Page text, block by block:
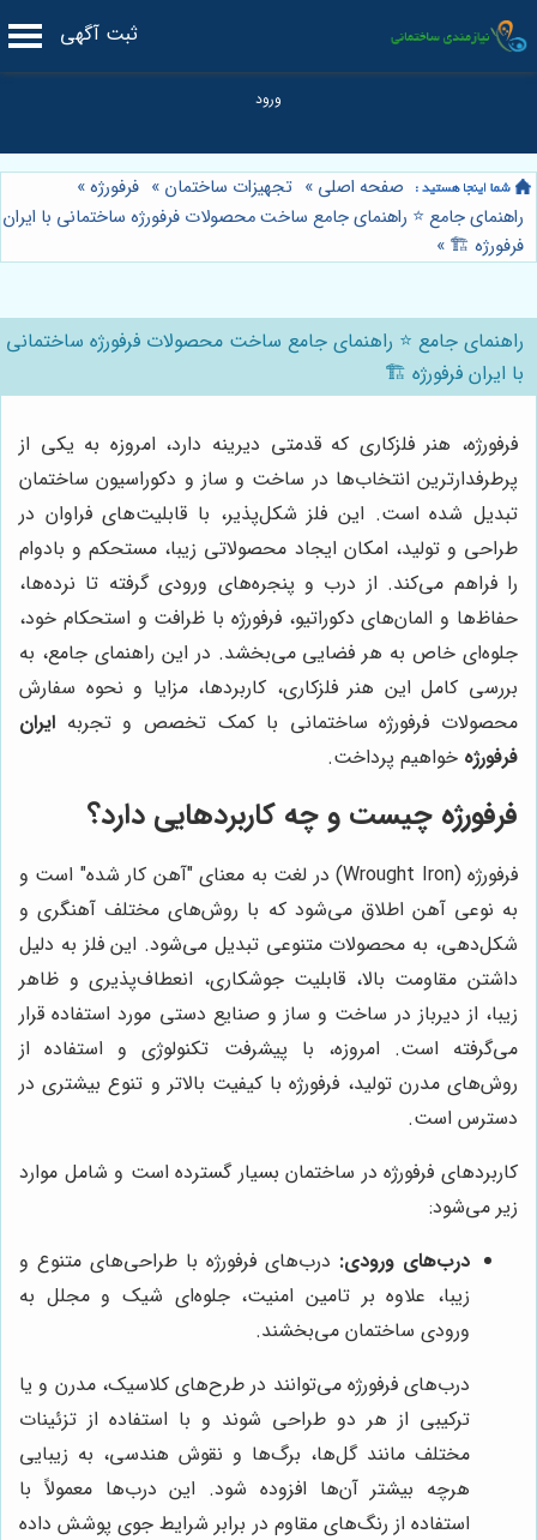
ثبت آگهی
صفحه اصلی » تجهیزات ساختمان » فرفورژه»
راهنمای جامع ⭐️ راهنمای جامع ساخت محصولات فرفورژه ساختمانی با ایران
فرفورژه 🏗️ »
راهنمای جامع ⭐️ راهنمای جامع ساخت محصولات فرفورژه ساختمانی
با ایران فرفورژه 🏗️
فرفورژه، هنر فلزکاری که قدمتی دیرینه دارد، امروزه به یکی از
پرطرفدارترین انتخاب‌ها در ساخت و ساز و دکوراسیون ساختمان
تبدیل شده است. این فلز شکل‌پذیر، با قابلیت‌های فراوان در
طراحی و تولید، امکان ایجاد محصولاتی زیبا، مستحکم و بادوام
را فراهم می‌کند. از درب و پنجره‌های ورودی گرفته تا نرده‌ها،
حفاظ‌ها و المان‌های دکوراتیو، فرفورژه با ظرافت و استحکام خود،
جلوه‌ای خاص به هر فضایی می‌بخشد. در این راهنمای جامع، به
بررسی کامل این هنر فلزکاری، کاربردها، مزایا و نحوه سفارش
محصولات فرفورژه ساختمانی با کمک تخصص و تجربه ایران
فرفورژه خواهیم پرداخت.
فرفورژه چیست و چه کاربردهایی دارد؟
فرفورژه (Wrought Iron) در لغت به معنای "آهن کار شده" است و
به نوعی آهن اطلاق می‌شود که با روش‌های مختلف آهنگری و
شکل‌دهی، به محصولات متنوعی تبدیل می‌شود. این فلز به دلیل
داشتن مقاومت بالا، قابلیت جوشکاری، انعطاف‌پذیری و ظاهر
زیبا، از دیرباز در ساخت و ساز و صنایع دستی مورد استفاده قرار
می‌گرفته است. امروزه، با پیشرفت تکنولوژی و استفاده از
روش‌های مدرن تولید، فرفورژه با کیفیت بالاتر و تنوع بیشتری در
دسترس است.
کاربردهای فرفورژه در ساختمان بسیار گسترده است و شامل موارد
زیر می‌شود:
درب‌های ورودی: درب‌های فرفورژه با طراحی‌های متنوع و
زیبا، علاوه بر تامین امنیت، جلوه‌ای شیک و مجلل به
ورودی ساختمان می‌بخشند.
درب‌های فرفورژه می‌توانند در طرح‌های کلاسیک، مدرن و یا
ترکیبی از هر دو طراحی شوند و با استفاده از تزئینات
مختلف مانند گل‌ها، برگ‌ها و نقوش هندسی، به زیبایی
هرچه بیشتر آن‌ها افزوده شود. این درب‌ها معمولاً با
استفاده از رنگ‌های مقاوم در برابر شرایط جوی پوشش داده